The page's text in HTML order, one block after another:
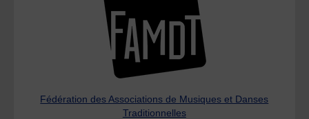
Fédération des Associations de Musiques et Danses
Traditionnelles